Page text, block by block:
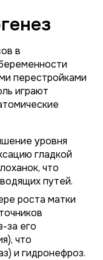
в
перестройками
играют
уровня
гладкой
что
путей.
роста матки
за его
что
и гидронефроз.